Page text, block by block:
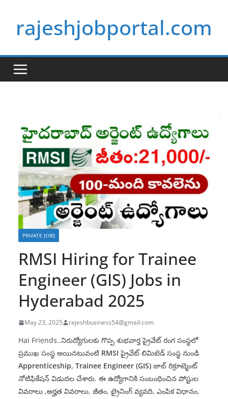
contentrajeshjobportal.com
PRIVATE JOBS
RMSI Hiring for Trainee
Engineer (GIS) Jobs in
Hyderabad 2025
May 23, 2025 rajeshbusiness54@gmail.com
Hai Friends..నిరుద్యోగులకు గొప్ప శుభవార్త ప్రైవేట్ రంగ సంస్థలో
ప్రముఖ సంస్థ అయినటువంటి RMSI ప్రైవేట్ లిమిటెడ్ సంస్థ నుండి
Apprenticeship, Trainee Engineer (GIS) జాబ్ రిక్రూట్మెంట్
నోటిఫికేషన్ విడుదల చేశారు. ఈ ఉద్యోగానికి సంబంధించిన పోస్టుల
వివరాలు ,అర్హత వివరాలు, జీతం, ట్రైనింగ్ వ్యవది, ఎంపిక విధానం,